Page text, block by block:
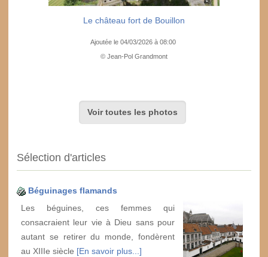
Le château fort de Bouillon
Ajoutée le 04/03/2026 à 08:00
© Jean-Pol Grandmont
Voir toutes les photos
Sélection d'articles
Béguinages flamands
Les béguines, ces femmes qui
consacraient leur vie à Dieu sans pour
autant se retirer du monde, fondèrent
au XIIIe siècle [En savoir plus...]